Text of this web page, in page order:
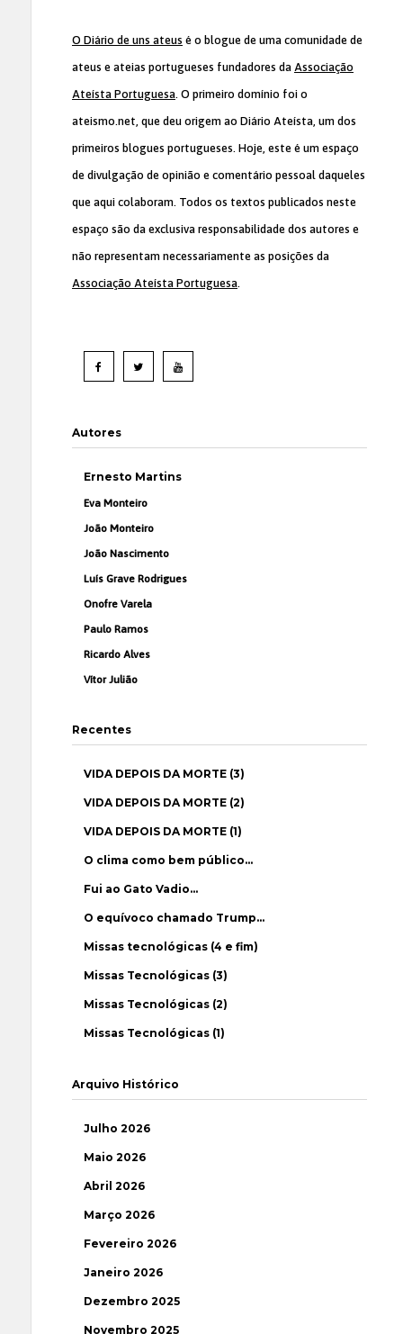
O Diário de uns ateus é o blogue de uma comunidade de
ateus e ateias portugueses fundadores da Associação
Ateísta Portuguesa. O primeiro domínio foi o
ateismo.net, que deu origem ao Diário Ateísta, um dos
primeiros blogues portugueses. Hoje, este é um espaço
de divulgação de opinião e comentário pessoal daqueles
que aqui colaboram. Todos os textos publicados neste
espaço são da exclusiva responsabilidade dos autores e
não representam necessariamente as posições da
Associação Ateísta Portuguesa.
Autores
Ernesto Martins
Eva Monteiro
João Monteiro
João Nascimento
Luís Grave Rodrigues
Onofre Varela
Paulo Ramos
Ricardo Alves
Vítor Julião
Recentes
VIDA DEPOIS DA MORTE (3)
VIDA DEPOIS DA MORTE (2)
VIDA DEPOIS DA MORTE (1)
O clima como bem público…
Fui ao Gato Vadio…
O equívoco chamado Trump…
Missas tecnológicas (4 e fim)
Missas Tecnológicas (3)
Missas Tecnológicas (2)
Missas Tecnológicas (1)
Arquivo Histórico
Julho 2026
Maio 2026
Abril 2026
Março 2026
Fevereiro 2026
Janeiro 2026
Dezembro 2025
Novembro 2025